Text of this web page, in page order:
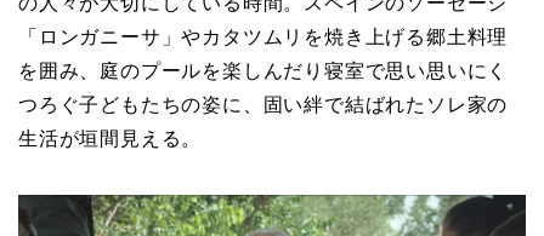
「ロンガニーサ」やカタツムリを焼き上げる郷土料理
を囲み、庭のプールを楽しんだり寝室で思い思いにく
つろぐ子どもたちの姿に、固い絆で結ばれたソレ家の
生活が垣間見える。